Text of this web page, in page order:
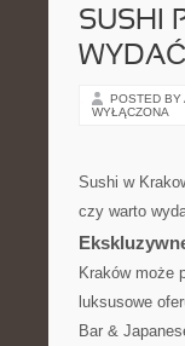
SUSHI
POSTED BY
WYŁĄCZONA
Sushi w
czy warto
Kraków może
luksusowe
Bar &